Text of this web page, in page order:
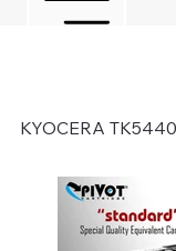
KYOCERA